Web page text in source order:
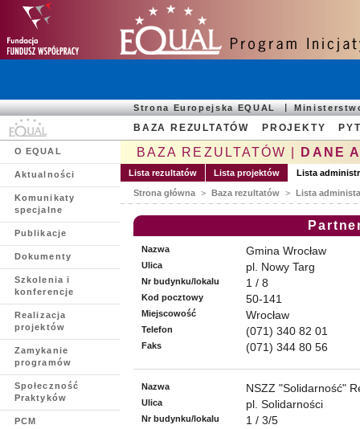
Strona Europejska EQUAL
BAZA REZULTATÓW PROJEKTY
O EQUAL
Aktualności
Komunikaty
specjalne
Publikacje
Dokumenty
Szkolenia i
konferencje
Realizacja
projektów
Zamykanie
programów
Społeczność
Praktyków
PCM
BAZA REZULTATÓW | DANE
Lista rezultatów Lista projektów Lista
Strona główna > Baza rezultatów > Lista
Nazwa Gmina Wrocław
Ulica pl. Nowy Targ
Nr budynku/lokalu 1 / 8
Kod pocztowy 50-141
Miejscowość Wrocław
Telefon (071) 340 82 01
Faks (071) 344 80 56
Nazwa NSZZ "Solidarność"
Ulica pl. Solidarności
Nr budynku/lokalu 1 / 3/5